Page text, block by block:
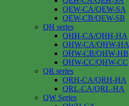
QEW-CA/QEW-SA
QEW-CB/QEW-SB
QH series
QHH-CA/QHH-HA
QHW-CA/QHW-HA
QHW-CB/QHW-HB
QHW-CC/QHW-CC
QR series
QRH-CA/QRH-HA
QRL-CA/QRL-HA
QW Series